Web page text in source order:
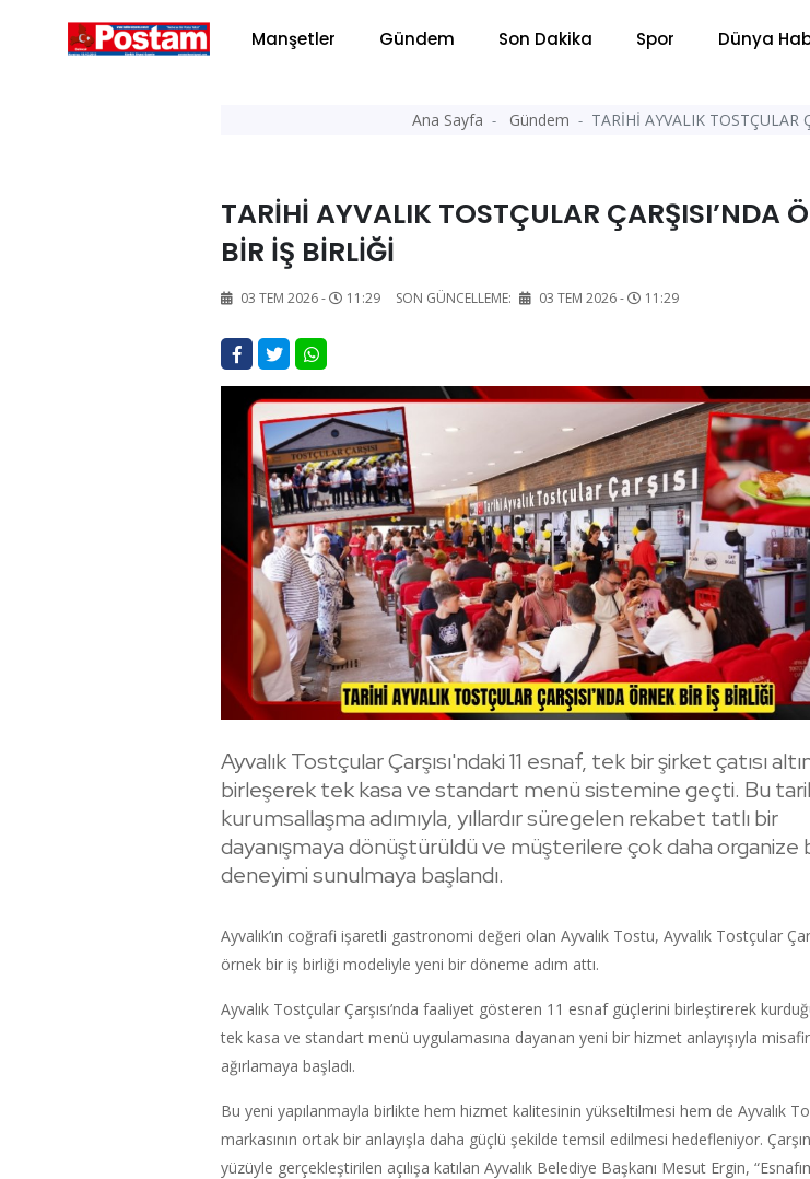
Manşetler Gündem Son Dakika Spor Dünya
Ana Sayfa Gündem TARİHİ AYVALIK TOSTÇULAR
TARİHİ AYVALIK TOSTÇULAR ÇARŞISI’NDA
BİR İŞ BİRLİĞİ
03 TEM 2026 - 11:29 SON GÜNCELLEME: 03 TEM 2026 - 11:29
Ayvalık Tostçular Çarşısı'ndaki 11 esnaf, tek bir şirket çatısı
birleşerek tek kasa ve standart menü sistemine geçti. Bu
kurumsallaşma adımıyla, yıllardır süregelen rekabet tatlı bir
dayanışmaya dönüştürüldü ve müşterilere çok daha organize
deneyimi sunulmaya başlandı.
Ayvalık’ın coğrafi işaretli gastronomi değeri olan Ayvalık Tostu, Ayvalık Tostçular
örnek bir iş birliği modeliyle yeni bir döneme adım attı.
Ayvalık Tostçular Çarşısı’nda faaliyet gösteren 11 esnaf güçlerini birleştirerek
tek kasa ve standart menü uygulamasına dayanan yeni bir hizmet anlayışıyla
ağırlamaya başladı.
Bu yeni yapılanmayla birlikte hem hizmet kalitesinin yükseltilmesi hem de Ayvalık
markasının ortak bir anlayışla daha güçlü şekilde temsil edilmesi hedefleniyor.
yüzüyle gerçekleştirilen açılışa katılan Ayvalık Belediye Başkanı Mesut Ergin,